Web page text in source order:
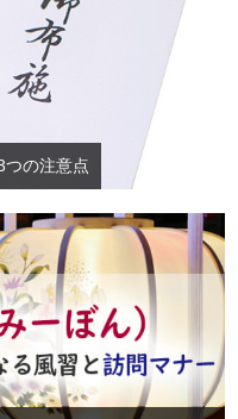
の注意点